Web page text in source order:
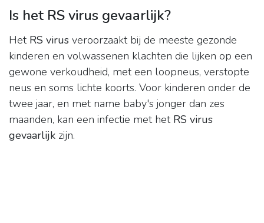
Is het RS virus gevaarlijk?
Het RS virus veroorzaakt bij de meeste gezonde
kinderen en volwassenen klachten die lijken op een
gewone verkoudheid, met een loopneus, verstopte
neus en soms lichte koorts. Voor kinderen onder de
twee jaar, en met name baby's jonger dan zes
maanden, kan een infectie met het RS virus
gevaarlijk zijn.